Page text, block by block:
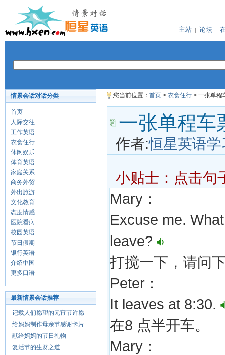
主站 论坛
情景会话对话分类
首页
人际交往
工作英语
衣食住行
休闲娱乐
体育英语
家庭关系
商务外贸
外出旅游
文化教育
态度情感
医院看病
校园英语
节日假期
银行英语
介绍中国
更多口语
最新情景会话推荐
记载人们愿望的元宵节许愿
给妈妈制作母亲节感谢卡片
献给妈妈的节日礼物
复活节的生财之道
您当前位置： 首页 > 衣食住行 > 一张单程
一张单程车
作者:恒星英语学
小贴士：点击句
Mary：
Excuse me.
leave?
打搅一下，请问
Peter：
It leaves at 8:30.
在8 点半开车。
Mary：